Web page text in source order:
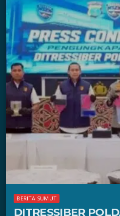
BERITA SUMUT
DITRESSIBER